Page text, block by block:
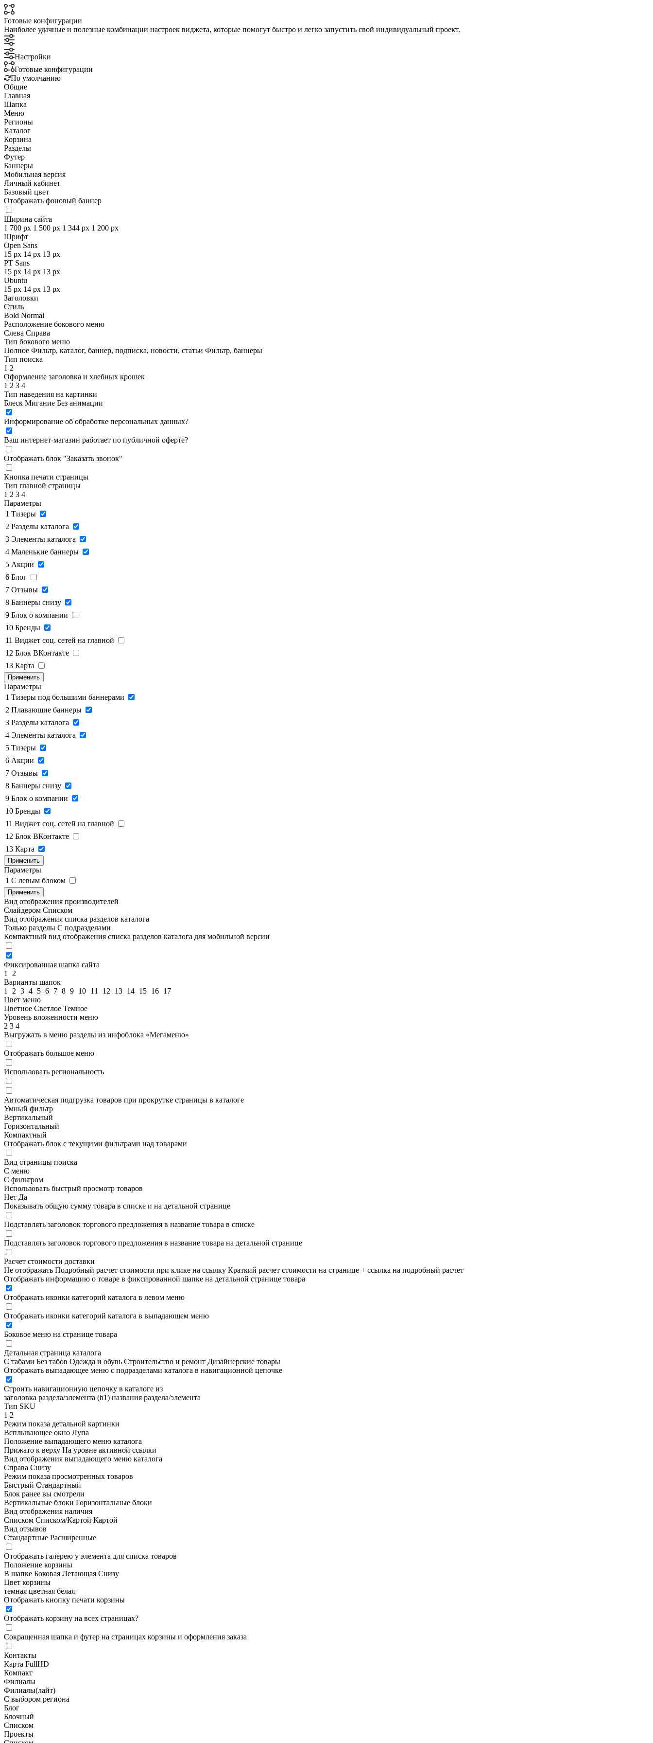
Готовые конфигурации
Наиболее удачные и полезные комбинации настроек виджета, которые помогут быстро и легко запустить свой индивидуальный проект.
Настройки
Готовые конфигурации
По умолчанию
Общие
Главная
Шапка
Меню
Регионы
Каталог
Корзина
Разделы
Футер
Баннеры
Мобильная версия
Личный кабинет
Базовый цвет
Отображать фоновый баннер
Ширина сайта
1 700 px 1 500 px 1 344 px 1 200 px
Шрифт
Open Sans
15 px 14 px 13 px
PT Sans
15 px 14 px 13 px
Ubuntu
15 px 14 px 13 px
Заголовки
Стиль
Bold Normal
Расположение бокового меню
Слева Справа
Тип бокового меню
Полное Фильтр, каталог, баннер, подписка, новости, статьи Фильтр, баннеры
Тип поиска
1 2
Оформление заголовка и хлебных крошек
1 2 3 4
Тип наведения на картинки
Блеск Мигание Без анимации
Информирование об обработке персональных данных?
Ваш интернет-магазин работает по публичной оферте?
Отображать блок "Заказать звонок"
Кнопка печати страницы
Тип главной страницы
1 2 3 4
Параметры
1 Тизеры
2 Разделы каталога
3 Элементы каталога
4 Маленькие баннеры
5 Акции
6 Блог
7 Отзывы
8 Баннеры снизу
9 Блок о компании
10 Бренды
11 Виджет соц. сетей на главной
12 Блок ВКонтакте
13 Карта
Применить
Параметры
1 Тизеры под большими баннерами
2 Плавающие баннеры
3 Разделы каталога
4 Элементы каталога
5 Тизеры
6 Акции
7 Отзывы
8 Баннеры снизу
9 Блок о компании
10 Бренды
11 Виджет соц. сетей на главной
12 Блок ВКонтакте
13 Карта
Применить
Параметры
1 C левым блоком
Применить
Вид отображения производителей
Слайдером Списком
Вид отображения списка разделов каталога
Только разделы С подразделами
Компактный вид отображения списка разделов каталога для мобильной версии
Фиксированная шапка сайта
1
2
Варианты шапок
1
2 3 4 5 6 7 8 9 10 11 12 13 14 15 16 17
Цвет меню
Цветное Светлое Темное
Уровень вложенности меню
2 3 4
Выгружать в меню разделы из инфоблока «Мегаменю»
Отображать большое меню
Использовать региональность
Автоматическая подгрузка товаров при прокрутке страницы в каталоге
Умный фильтр
Вертикальный
Горизонтальный
Компактный
Отображать блок с текущими фильтрами над товарами
Вид страницы поиска
С меню
С фильтром
Использовать быстрый просмотр товаров
Нет Да
Показывать общую сумму товара в списке и на детальной странице
Подставлять заголовок торгового предложения в название товара в списке
Подставлять заголовок торгового предложения в название товара на детальной странице
Расчет стоимости доставки
Не отображать Подробный расчет стоимости при клике на ссылку Краткий расчет стоимости на странице + ссылка на подробный расчет
Отображать информацию о товаре в фиксированной шапке на детальной странице товара
Отображать иконки категорий каталога в левом меню
Отображать иконки категорий каталога в выпадающем меню
Боковое меню на странице товара
Детальная страница каталога
С табами Без табов Одежда и обувь Строительство и ремонт Дизайнерские товары
Отображать выпадающее меню с подразделами каталога в навигационной цепочке
Строить навигационную цепочку в каталоге из
заголовка раздела/элемента (h1) названия раздела/элемента
Тип SKU
1 2
Режим показа детальной картинки
Всплывающее окно Лупа
Положение выпадающего меню каталога
Прижато к верху На уровне активной ссылки
Вид отображения выпадающего меню каталога
Справа Снизу
Режим показа просмотренных товаров
Быстрый Стандартный
Блок ранее вы смотрели
Вертикальные блоки Горизонтальные блоки
Вид отображения наличия
Списком Списком/Картой Картой
Вид отзывов
Стандартные Расширенные
Отображать галерею у элемента для списка товаров
Положение корзины
В шапке Боковая Летающая Снизу
Цвет корзины
темная цветная белая
Отображать кнопку печати корзины
Отображать корзину на всех страницах?
Сокращенная шапка и футер на страницах корзины и оформления заказа
Контакты
Карта FullHD
Компакт
Филиалы
Филиалы(лайт)
С выбором региона
Блог
Блочный
Списком
Проекты